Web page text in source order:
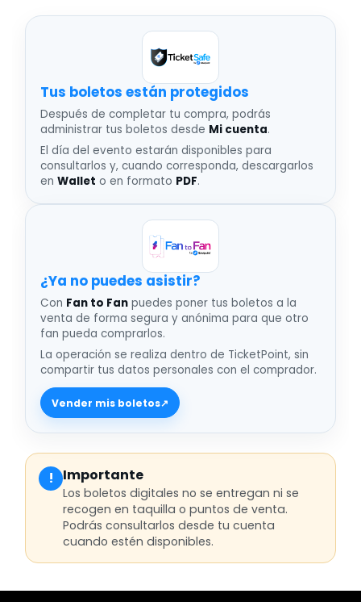
Tus boletos están protegidos
Después de completar tu compra, podrás
administrar tus boletos desde Mi cuenta.
El día del evento estarán disponibles para
consultarlos y, cuando corresponda, descargarlos
en Wallet o en formato PDF.
¿Ya no puedes asistir
Con Fan to Fan puedes poner tus boletos a la
venta de forma segura y anónima para que otro
fan pueda comprarlos.
La operación se realiza dentro de TicketPoint, sin
compartir tus datos personales con el comprador.
Vender mis boletos↗
! Importante
Los boletos digitales no se entregan ni se
recogen en taquilla o puntos de venta.
Podrás consultarlos desde tu cuenta
cuando estén disponibles.